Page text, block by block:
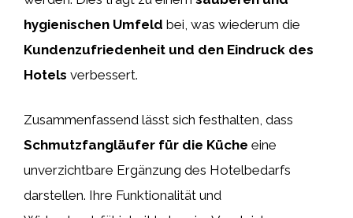
hygienischen Umfeld bei, was wiederum die
Kundenzufriedenheit und den Eindruck des
Hotels verbessert.
Zusammenfassend lässt sich festhalten, dass
Schmutzfangläufer für die Küche eine
unverzichtbare Ergänzung des Hotelbedarfs
darstellen. Ihre Funktionalität und